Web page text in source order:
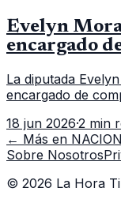
Evelyn
encargado
La diputada
encargado de
capacitación en la
18 jun 2026·2 min
← Más en
Sobre Nosotros
© 2026 La Hora